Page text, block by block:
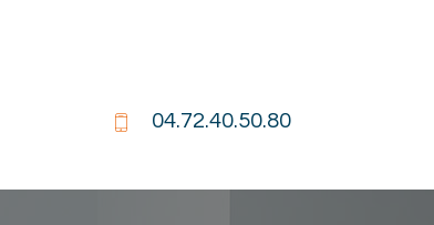
04.72.40.50.80